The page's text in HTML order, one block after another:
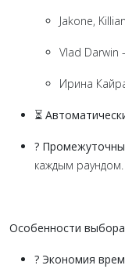
Jakone,
Vlad Darwin
Ирина
⏳
?
каждым раундом.
Особенности
? Экономия